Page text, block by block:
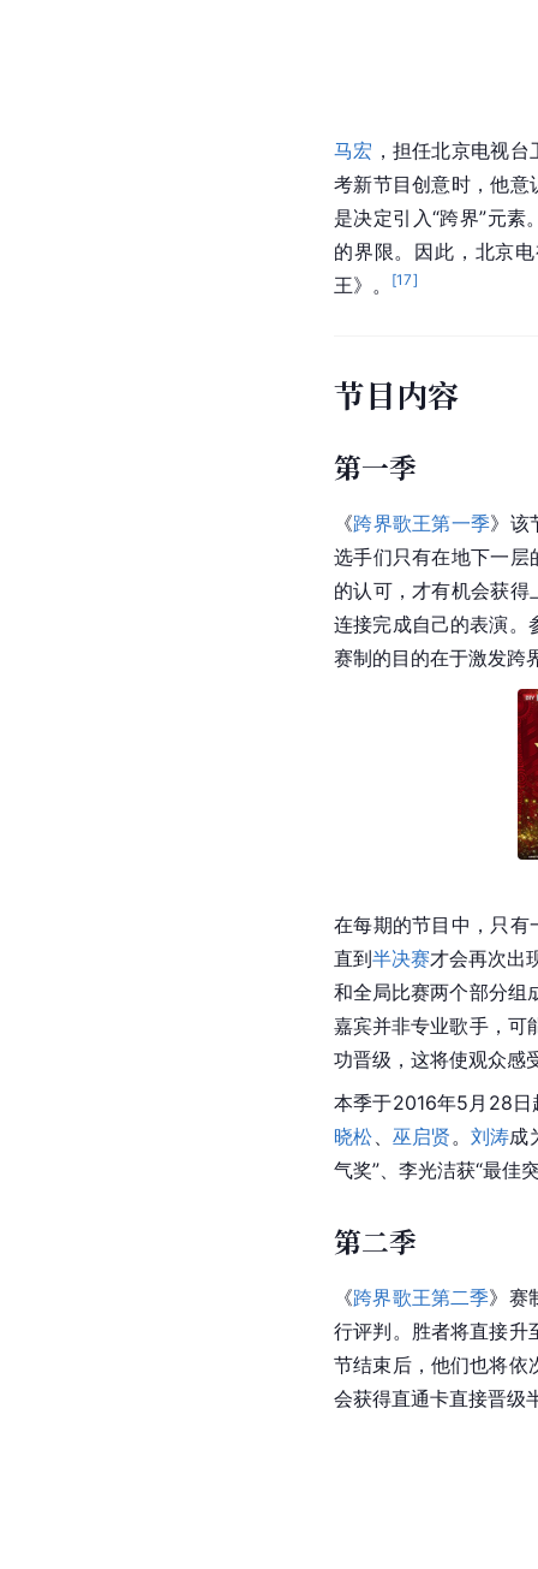
马宏 ，担任北京电视
考新节目创意时，他意
是决定引入“跨界”元
的界限。因此， 北京
王》。 [17]
节目内容
第一季
《跨界歌王第一季》该
选手们只有在地下一层
的认可，才有机会获
连接完成自己的表演。
赛制的目的在于激发跨
在每期的节目中，只有
直到半决赛才会再次出
和全局比赛两个部分组
嘉宾并非专业歌手，可
功晋级，这将使观众感
本季于2016年5月28日
晓松
巫启贤 。 刘涛成
气奖”、李光洁获“最佳
第二季
《跨界歌王第二季》赛
行评判。胜者将直接升
节结束后，他们也将依
会获得直通卡直接晋级